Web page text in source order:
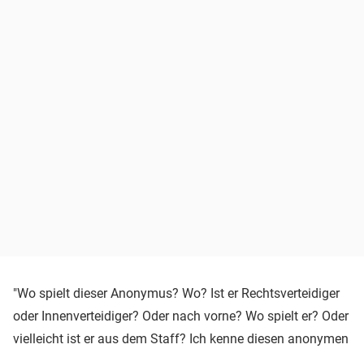
"Wo spielt dieser Anonymus? Wo? Ist er Rechtsverteidiger
oder Innenverteidiger? Oder nach vorne? Wo spielt er? Oder
vielleicht ist er aus dem Staff? Ich kenne diesen anonymen